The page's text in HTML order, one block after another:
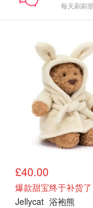
每天刷刷
£40.00
爆款甜宝终于补货了
Jellycat 浴袍熊